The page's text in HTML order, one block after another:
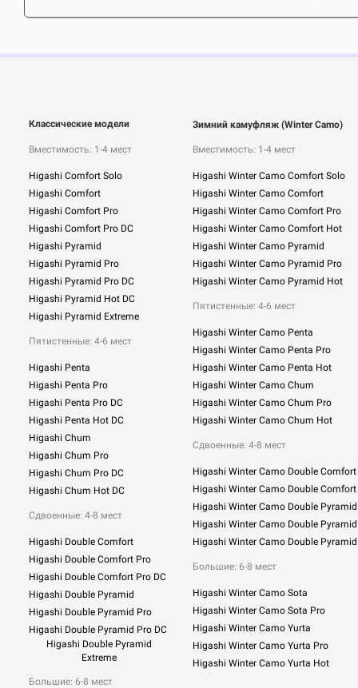
Классические модели
Вместимость: 1-4 мест
Higashi Comfort Solo
Higashi Comfort
Higashi Comfort Pro
Higashi Comfort Pro DC
Higashi Pyramid
Higashi Pyramid Pro
Higashi Pyramid Pro DC
Higashi Pyramid Hot DC
Higashi Pyramid Extreme
Пятистенные: 4-6 мест
Higashi Penta
Higashi Penta Pro
Higashi Penta Pro DC
Higashi Penta Hot DC
Higashi Chum
Higashi Chum Pro
Higashi Chum Pro DC
Higashi Chum Hot DC
Сдвоенные: 4-8 мест
Higashi Double Comfort
Higashi Double Comfort Pro
Higashi Double Comfort Pro DC
Higashi Double Pyramid
Higashi Double Pyramid Pro
Higashi Double Pyramid Pro DC
Higashi Double Pyramid
Extreme
Большие: 6-8 мест
Зимний камуфляж (Winter Camo)
Вместимость: 1-4 мест
Higashi Winter Camo Comfort Solo
Higashi Winter Camo Comfort
Higashi Winter Camo Comfort Pro
Higashi Winter Camo Comfort Hot
Higashi Winter Camo Pyramid
Higashi Winter Camo Pyramid Pro
Higashi Winter Camo Pyramid Hot
Пятистенные: 4-6 мест
Higashi Winter Camo Penta
Higashi Winter Camo Penta Pro
Higashi Winter Camo Penta Hot
Higashi Winter Camo Chum
Higashi Winter Camo Chum Pro
Higashi Winter Camo Chum Hot
Сдвоенные: 4-8 мест
Higashi Winter Camo Double Comfort
Higashi Winter Camo Double
Higashi Winter Camo Double Pyramid
Higashi Winter Camo Double
Higashi Winter Camo Double
Большие: 6-8 мест
Higashi Winter Camo Sota
Higashi Winter Camo Sota Pro
Higashi Winter Camo Yurta
Higashi Winter Camo Yurta Pro
Higashi Winter Camo Yurta Hot